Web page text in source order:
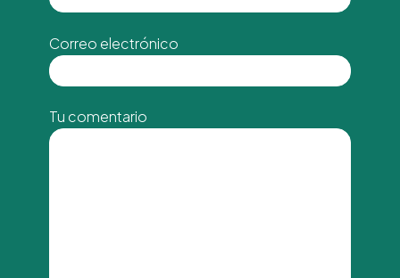
Correo electrónico
Tu comentario